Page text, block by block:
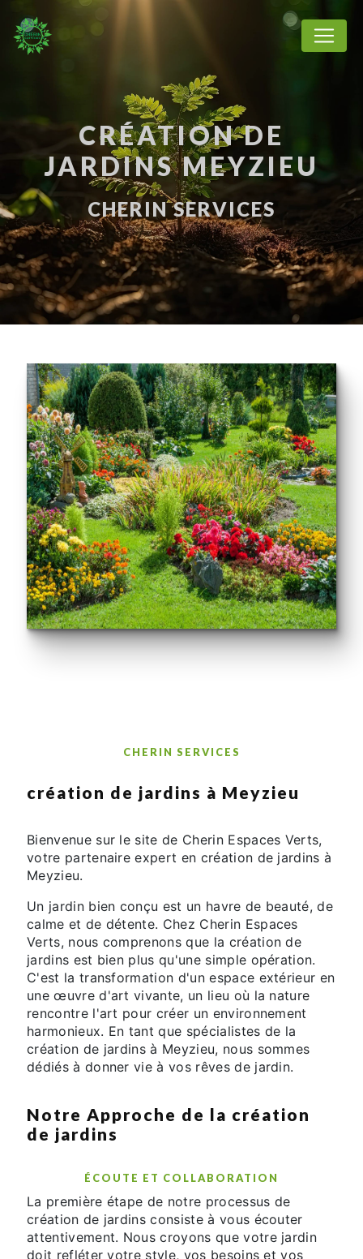
CRÉATION DE
JARDINS MEYZIEU
CHERIN SERVICES
CHERIN SERVICES
création de jardins à Meyzieu
Bienvenue sur le site de Cherin Espaces Verts,
votre partenaire expert en création de jardins à
Meyzieu.
Un jardin bien conçu est un havre de beauté, de
calme et de détente. Chez Cherin Espaces
Verts, nous comprenons que la création de
jardins est bien plus qu'une simple opération.
C'est la transformation d'un espace extérieur en
une œuvre d'art vivante, un lieu où la nature
rencontre l'art pour créer un environnement
harmonieux. En tant que spécialistes de la
création de jardins à Meyzieu, nous sommes
dédiés à donner vie à vos rêves de jardin.
Notre Approche de la création
de jardins
ÉCOUTE ET COLLABORATION
La première étape de notre processus de
création de jardins consiste à vous écouter
attentivement. Nous croyons que votre jardin
doit refléter votre style, vos besoins et vos
Panneau de gestion des cookies